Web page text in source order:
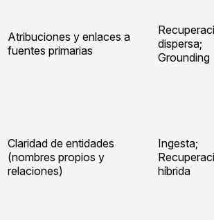
Atribuciones y enlaces a
fuentes primarias
dispersa;
Grounding
Claridad de entidades
(nombres propios y
relaciones)
Ingesta;
híbrida